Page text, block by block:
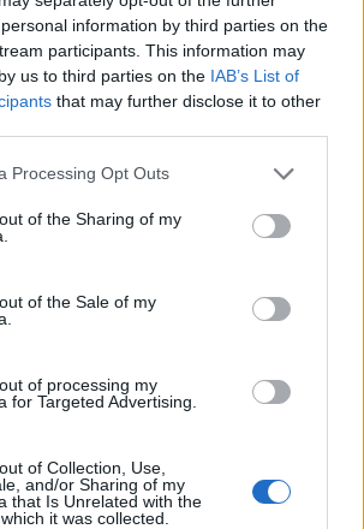
information by third parties on the
participants. This information may
us to third parties on the IAB’s List of
that may further disclose it to other
Processing Opt Outs
of the Sharing of my
of the Sale of my
of processing my
for Targeted Advertising.
of Collection, Use,
and/or Sharing of my
that Is Unrelated with the
it was collected.